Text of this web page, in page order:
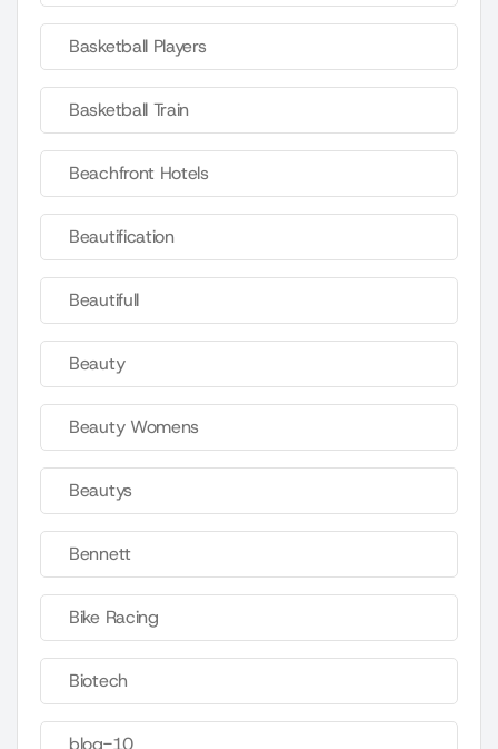
Basketball Players
Basketball Train
Beachfront Hotels
Beautification
Beautifull
Beauty
Beauty Womens
Beautys
Bennett
Bike Racing
Biotech
blog-10